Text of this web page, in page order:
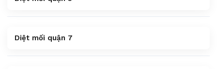
Diệt mối quận 7